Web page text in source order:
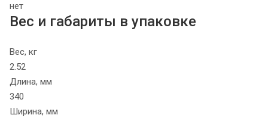
нет
Вес и габариты в упаковке
Вес, кг
2.52
Длина, мм
340
Ширина, мм